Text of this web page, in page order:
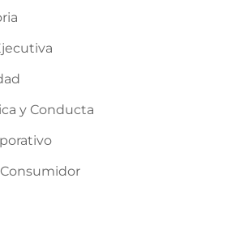
y Conducta